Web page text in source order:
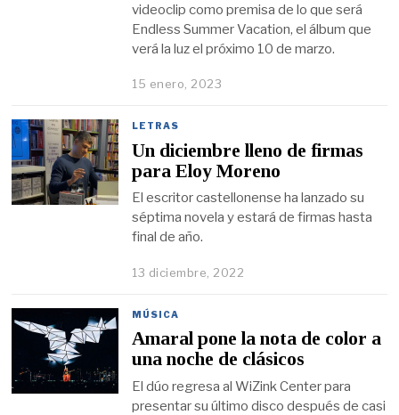
videoclip como premisa de lo que será
Endless Summer Vacation, el álbum que
verá la luz el próximo 10 de marzo.
15 enero, 2023
LETRAS
Un diciembre lleno de firmas
para Eloy Moreno
El escritor castellonense ha lanzado su
séptima novela y estará de firmas hasta
final de año.
13 diciembre, 2022
MÚSICA
Amaral pone la nota de color a
una noche de clásicos
El dúo regresa al WiZink Center para
presentar su último disco después de casi